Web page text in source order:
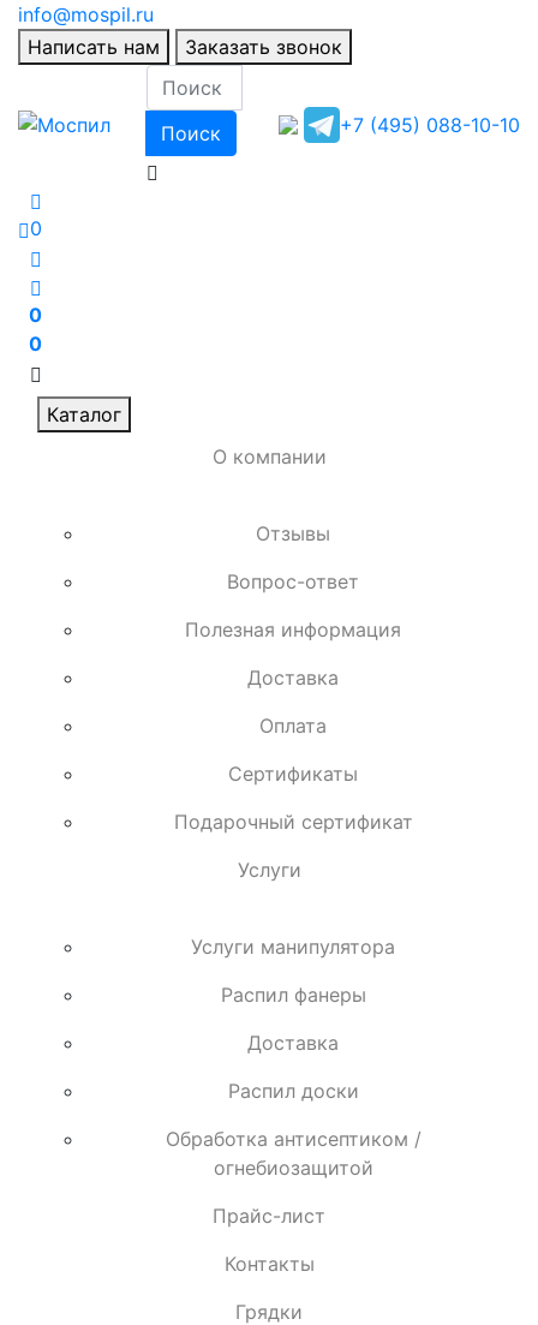
info@mospil.ru
Написать нам
Заказать звонок
Поиск +7 (495) 088-10-10
0
0
0
Каталог
О компании
Отзывы
Вопрос-ответ
Полезная информация
Доставка
Оплата
Сертификаты
Подарочный сертификат
Услуги
Услуги манипулятора
Распил фанеры
Доставка
Распил доски
Обработка антисептиком /
огнебиозащитой
Прайс-лист
Контакты
Грядки